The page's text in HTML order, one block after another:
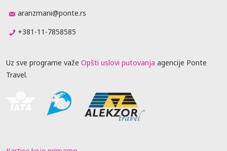
aranzmani@ponte.rs
+381-11-7858585
Uz sve programe važe Opšti uslovi putovanja agencije Ponte
Travel.